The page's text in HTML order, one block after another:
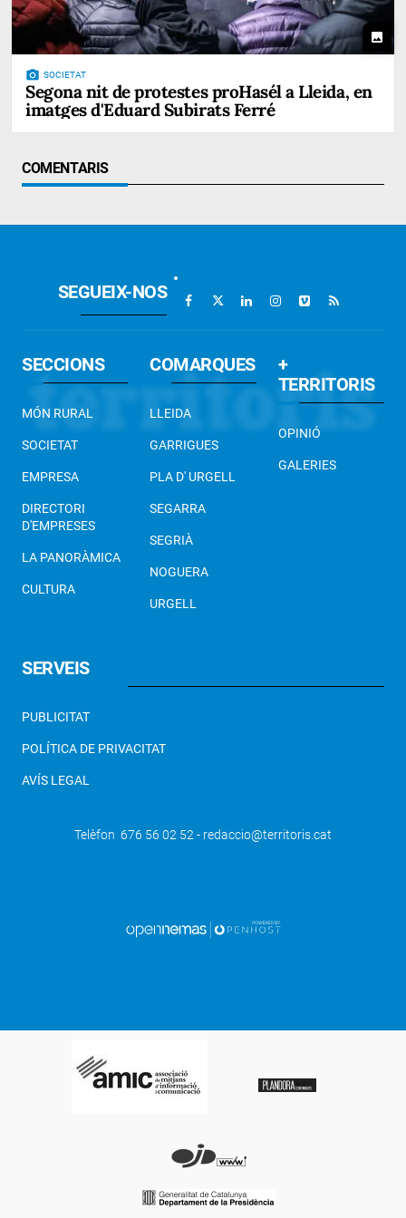
photo
photo_camera SOCIETAT
Segona nit de protestes proHasél a Lleida, en
imatges d'Eduard Subirats Ferré
COMENTARIS
La formació de professionals
competitius a la Salle de Mollerussa
SEGUEIX-NOS
SECCIONS
MÓN RURAL
SOCIETAT
EMPRESA
DIRECTORI
D'EMPRESES
LA PANORÀMICA
CULTURA
COMARQUES
LLEIDA
GARRIGUES
PLA D' URGELL
SEGARRA
SEGRIÀ
NOGUERA
URGELL
+
TERRITORIS
OPINIÓ
GALERIES
SERVEIS
PUBLICITAT
POLÍTICA DE PRIVACITAT
AVÍS LEGAL
Telèfon 676 56 02 52 - redaccio@territoris.cat